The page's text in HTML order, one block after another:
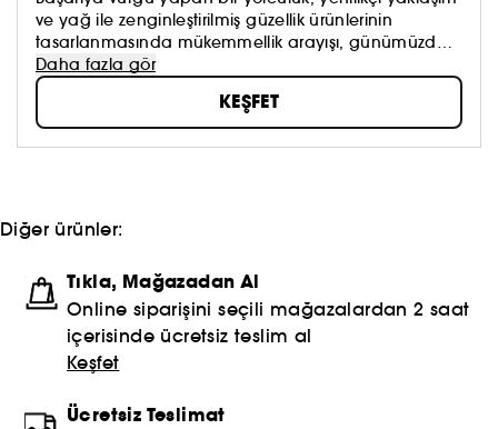
ve yağ ile zenginleştirilmiş güzellik ürünlerinin
tasarlanmasında mükemmellik arayışı, günümüzde
ikon hâline gelmiş Moroccanoil markasını
şekillendirmiştir.
Daha fazla gör
KEŞFET
Diğer ürünler:
Tıkla, Mağazadan Al
Online siparişini seçili mağazalardan 2 saat
içerisinde ücretsiz teslim al
Keşfet
Ücretsiz Teslimat